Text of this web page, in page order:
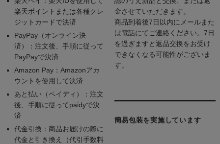
楽天ポイントまたは各種クレ
ジットカードで決済
PayPay（オンライン決
済）：注文後、手順に従って
PayPayで決済
Amazon Pay：Amazonアカ
ウントを使用して決済
あと払い（ペイディ）：注文
後、手順に従ってpaidyで決
済
代金引換：商品お届けの際に
代金と引き換え（代引手数料
金させていただきます。
商品到着後7日以内にメールまた
は電話にてご連絡ください。7日
を過ぎますと返品交換をお受け
できなくなる可能性がございま
す。
簡易包装を実施しています